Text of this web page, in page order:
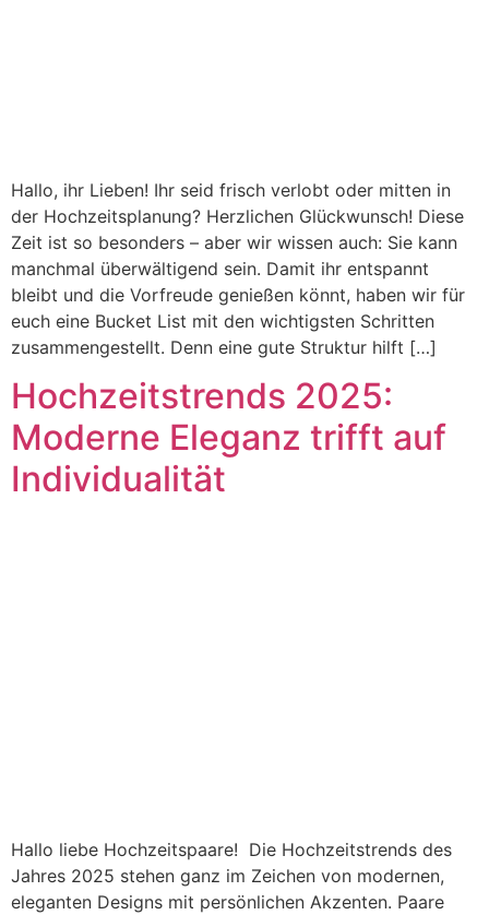
Hallo, ihr Lieben! Ihr seid frisch verlobt oder mitten in
der Hochzeitsplanung? Herzlichen Glückwunsch! Diese
Zeit ist so besonders – aber wir wissen auch: Sie kann
manchmal überwältigend sein. Damit ihr entspannt
bleibt und die Vorfreude genießen könnt, haben wir für
euch eine Bucket List mit den wichtigsten Schritten
zusammengestellt. Denn eine gute Struktur hilft […]
Hochzeitstrends 2025:
Moderne Eleganz trifft auf
Individualität
Hallo liebe Hochzeitspaare! Die Hochzeitstrends des
Jahres 2025 stehen ganz im Zeichen von modernen,
eleganten Designs mit persönlichen Akzenten. Paare